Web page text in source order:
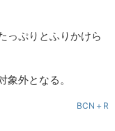
っぷりとふりかけら
外となる。
BCN＋R